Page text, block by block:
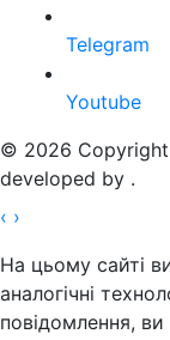
Telegram
Youtube
© 2026
developed by .
‹ ›
На цьому сайті
аналогічні
повідомлення,